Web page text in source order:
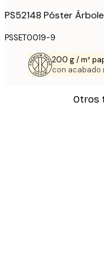
PS52148 Póster
PSSET0019-9
200 g / m²
con acabado
Otros